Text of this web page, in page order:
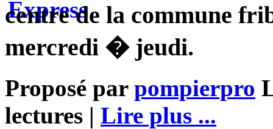
centre de la commune
mercredi � jeudi.
Proposé par pompierpro
lectures | Lire plus ...